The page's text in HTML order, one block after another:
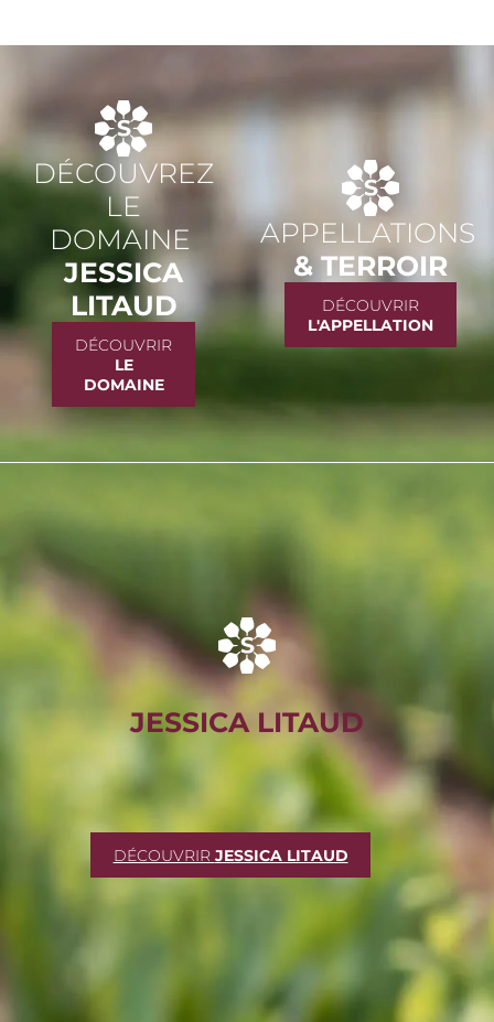
DÉCOUVREZ
LE
DOMAINE
JESSICA
LITAUD
DÉCOUVRIR
LE
DOMAINE
APPELLATIONS
& TERROIR
DÉCOUVRIR
L'APPELLATION
JESSICA LITAUD
DÉCOUVRIR JESSICA LITAUD